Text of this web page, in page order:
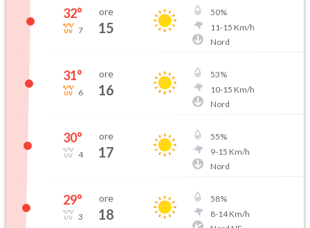
32°
7
ore
15
50%
11-15 Km/h
Nord
31°
6
ore
16
53%
10-15 Km/h
Nord
30°
4
ore
17
55%
9-15 Km/h
Nord
29°
3
ore
18
58%
8-14Km/h